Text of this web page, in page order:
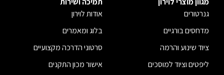
גנרטורים
מדחסים בורגיים
ציוד שינוע והרמה
ליפטים וציוד למוסכים
אודות לוירון
בלוג ומאמרים
סרטוני הדרכה מקצועיים
אישור מכון התקנים